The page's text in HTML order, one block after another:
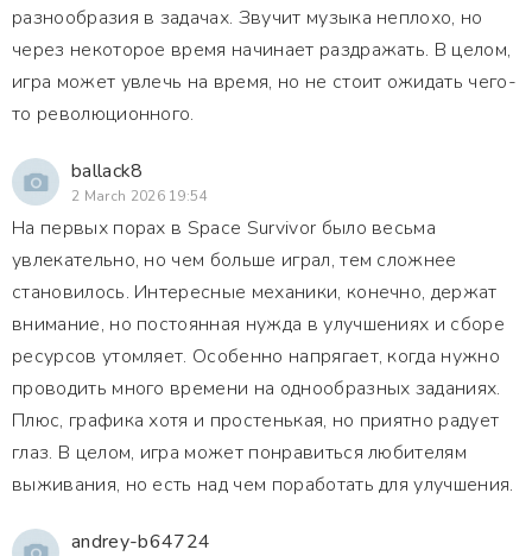
разнообразия в задачах. Звучит музыка неплохо, но
через некоторое время начинает раздражать. В целом,
игра может увлечь на время, но не стоит ожидать чего-
то революционного.
ballack8
2 March 2026 19:54
На первых порах в Space Survivor было весьма
увлекательно, но чем больше играл, тем сложнее
становилось. Интересные механики, конечно, держат
внимание, но постоянная нужда в улучшениях и сборе
ресурсов утомляет. Особенно напрягает, когда нужно
проводить много времени на однообразных заданиях.
Плюс, графика хотя и простенькая, но приятно радует
глаз. В целом, игра может понравиться любителям
выживания, но есть над чем поработать для улучшения.
andrey-b64724